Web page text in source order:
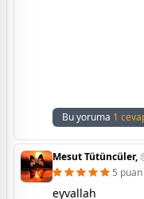
Bu yoruma 1
Mesut Tütüncüler,
5
eyvallah